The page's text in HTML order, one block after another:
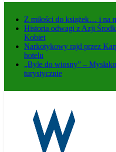
Z miłości do książek… i na
Historia odwagi z Azji
Kobiet
Narkotykowy rajd przez
hotelu
„Byle do wiosny” –
turystycznie